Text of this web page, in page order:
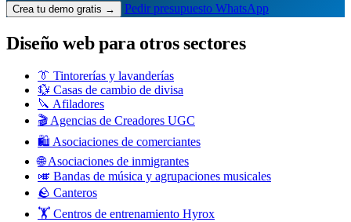
Crea tu demo gratis → Pedir presupuesto WhatsApp
Diseño web para otros sectores
👔 Tintorerías y lavanderías
💱 Casas de cambio de divisa
🔪 Afiladores
🎬 Agencias de Creadores UGC
🛍️ Asociaciones de comerciantes
🌐 Asociaciones de inmigrantes
🎺 Bandas de música y agrupaciones musicales
🪨 Canteros
🏋️ Centros de entrenamiento Hyrox